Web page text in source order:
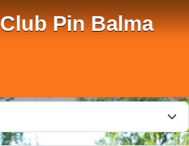
Pin Balma